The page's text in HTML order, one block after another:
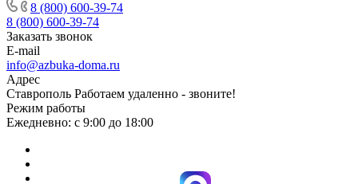
8 (800) 600-39-74
8 (800) 600-39-74
Заказать звонок
E-mail
info@azbuka-doma.ru
Адрес
Ставрополь Работаем удаленно - звоните!
Режим работы
Ежедневно: с 9:00 до 18:00